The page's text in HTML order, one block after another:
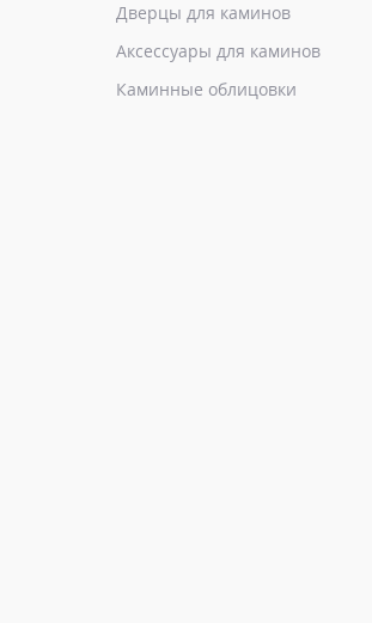
Дверцы для каминов
Аксессуары для каминов
Каминные облицовки